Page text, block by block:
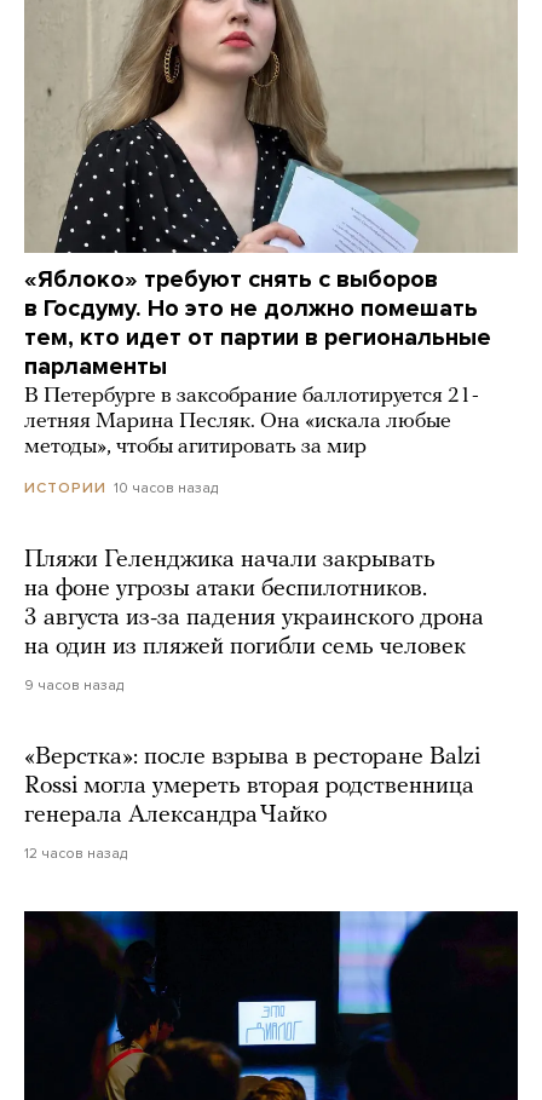
«Яблоко» требуют снять с выборов
в Госдуму. Но это не должно помешать
тем, кто идет от партии в региональные
парламенты
В Петербурге в заксобрание баллотируется 21-
летняя Марина Песляк. Она «искала любые
методы», чтобы агитировать за мир
ИСТОРИИ 10 часов назад
Пляжи Геленджика начали закрывать
на фоне угрозы атаки беспилотников.
3 августа из-за падения украинского дрона
на один из пляжей погибли семь человек
9 часов назад
«Верстка»: после взрыва в ресторане Balzi
Rossi могла умереть вторая родственница
генерала Александра Чайко
12 часов назад